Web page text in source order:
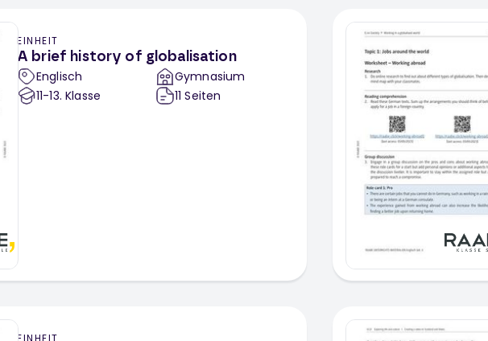
EINHEIT
A brief history of globalisation
Englisch
11-13. Klasse
Gymnasium
11 Seiten